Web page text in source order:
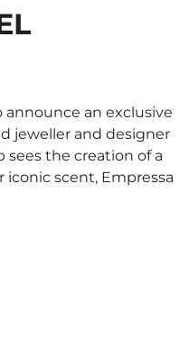
announce an exclusive
jeweller and designer
sees the creation of a
scent, Empressa.